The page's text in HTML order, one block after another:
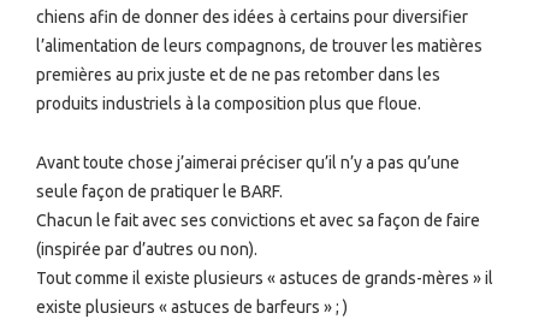
chiens afin de donner des idées à certains pour diversifier
l’alimentation de leurs compagnons, de trouver les matières
premières au prix juste et de ne pas retomber dans les
produits industriels à la composition plus que floue.
Avant toute chose j’aimerai préciser qu’il n’y a pas qu’une
seule façon de pratiquer le BARF.
Chacun le fait avec ses convictions et avec sa façon de faire
(inspirée par d’autres ou non).
Tout comme il existe plusieurs « astuces de grands-mères » il
existe plusieurs « astuces de barfeurs » ; )